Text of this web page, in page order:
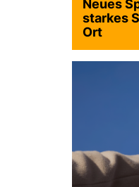
Neues
starkes
Ort